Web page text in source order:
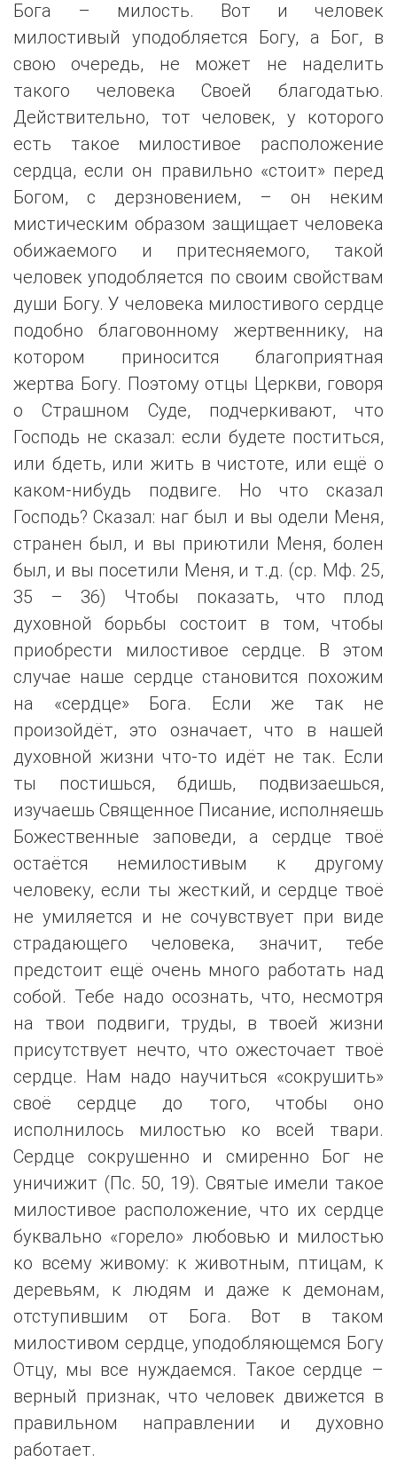
Бога – милость. Вот и человек
милостивый уподобляется Богу, а Бог, в
свою очередь, не может не наделить
такого человека Своей благодатью.
Действительно, тот человек, у которого
есть такое милостивое расположение
сердца, если он правильно «стоит» перед
Богом, с дерзновением, – он неким
мистическим образом защищает человека
обижаемого и притесняемого, такой
человек уподобляется по своим свойствам
души Богу. У человека милостивого сердце
подобно благовонному жертвеннику, на
котором приносится благоприятная
жертва Богу. Поэтому отцы Церкви, говоря
о Страшном Суде, подчеркивают, что
Господь не сказал: если будете поститься,
или бдеть, или жить в чистоте, или ещё о
каком-нибудь подвиге. Но что сказал
Господь? Сказал: наг был и вы одели Меня,
странен был, и вы приютили Меня, болен
был, и вы посетили Меня, и т.д. (ср. Мф. 25,
35 – 36) Чтобы показать, что плод
духовной борьбы состоит в том, чтобы
приобрести милостивое сердце. В этом
случае наше сердце становится похожим
на «сердце» Бога. Если же так не
произойдёт, это означает, что в нашей
духовной жизни что-то идёт не так. Если
ты постишься, бдишь, подвизаешься,
изучаешь Священное Писание, исполняешь
Божественные заповеди, а сердце твоё
остаётся немилостивым к другому
человеку, если ты жесткий, и сердце твоё
не умиляется и не сочувствует при виде
страдающего человека, значит, тебе
предстоит ещё очень много работать над
собой. Тебе надо осознать, что, несмотря
на твои подвиги, труды, в твоей жизни
присутствует нечто, что ожесточает твоё
сердце. Нам надо научиться «сокрушить»
своё сердце до того, чтобы оно
исполнилось милостью ко всей твари.
Сердце сокрушенно и смиренно Бог не
уничижит (Пс. 50, 19). Святые имели такое
милостивое расположение, что их сердце
буквально «горело» любовью и милостью
ко всему живому: к животным, птицам, к
деревьям, к людям и даже к демонам,
отступившим от Бога. Вот в таком
милостивом сердце, уподобляющемся Богу
Отцу, мы все нуждаемся. Такое сердце –
верный признак, что человек движется в
правильном направлении и духовно
работает.